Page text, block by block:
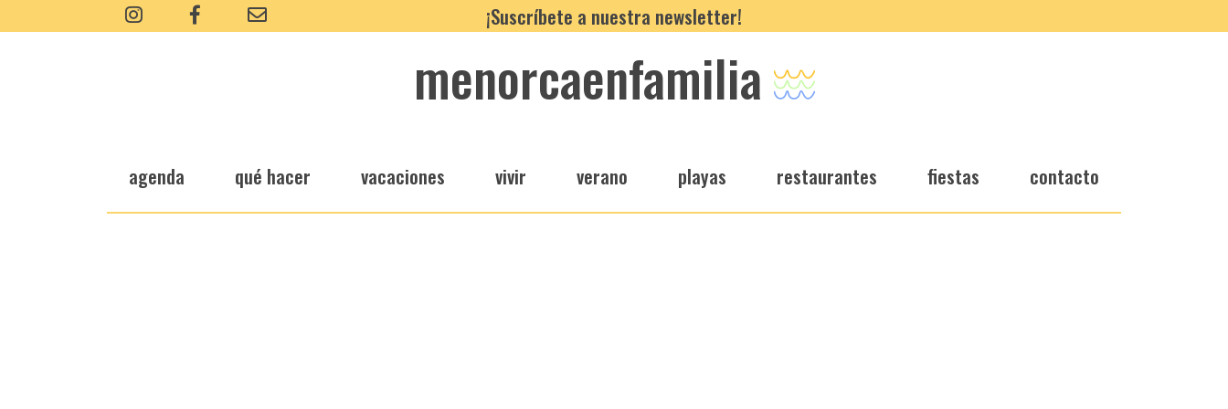
¡Suscríbete a nuestra newsletter!
menorcaenfamilia
agenda qué hacer vacaciones vivir verano playas restaurantes fiestas contacto